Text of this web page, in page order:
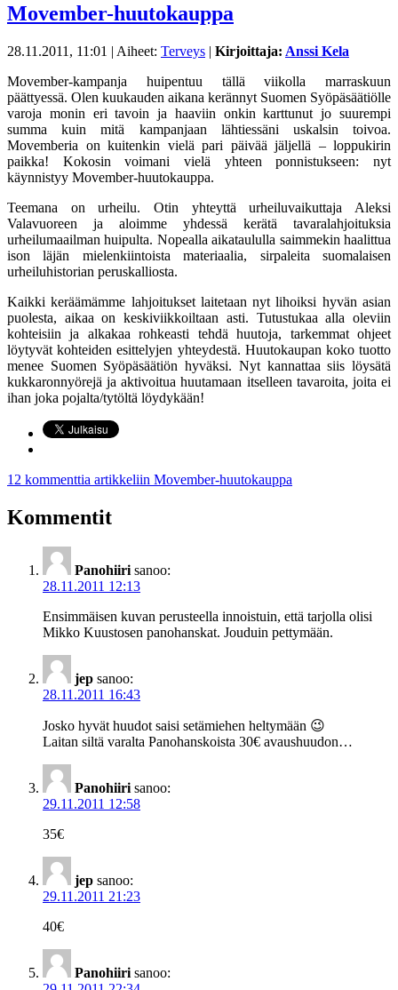
Movember-huutokauppa
28.11.2011, 11:01 | Aiheet: Terveys | Kirjoittaja: Anssi Kela
Movember-kampanja huipentuu tällä viikolla marraskuun
päättyessä. Olen kuukauden aikana kerännyt Suomen Syöpäsäätiölle
varoja monin eri tavoin ja haaviin onkin karttunut jo suurempi
summa kuin mitä kampanjaan lähtiessäni uskalsin toivoa.
Movemberia on kuitenkin vielä pari päivää jäljellä – loppukirin
paikka! Kokosin voimani vielä yhteen ponnistukseen: nyt
käynnistyy Movember-huutokauppa.
Teemana on urheilu. Otin yhteyttä urheiluvaikuttaja Aleksi
Valavuoreen ja aloimme yhdessä kerätä tavaralahjoituksia
urheilumaailman huipulta. Nopealla aikataululla saimmekin haalittua
ison läjän mielenkiintoista materiaalia, sirpaleita suomalaisen
urheiluhistorian peruskalliosta.
Kaikki keräämämme lahjoitukset laitetaan nyt lihoiksi hyvän asian
puolesta, aikaa on keskiviikkoiltaan asti. Tutustukaa alla oleviin
kohteisiin ja alkakaa rohkeasti tehdä huutoja, tarkemmat ohjeet
löytyvät kohteiden esittelyjen yhteydestä. Huutokaupan koko tuotto
menee Suomen Syöpäsäätiön hyväksi. Nyt kannattaa siis löysätä
kukkaronnyörejä ja aktivoitua huutamaan itselleen tavaroita, joita ei
ihan joka pojalta/tytöltä löydykään!
12 kommenttia artikkeliin Movember-huutokauppa
Kommentit
Panohiiri sanoo:
28.11.2011 12:13
Ensimmäisen kuvan perusteella innoistuin, että tarjolla olisi
Mikko Kuustosen panohanskat. Jouduin pettymään.
jep sanoo:
28.11.2011 16:43
Josko hyvät huudot saisi setämiehen heltymään 😉
Laitan siltä varalta Panohanskoista 30€ avaushuudon…
Panohiiri sanoo:
29.11.2011 12:58
35€
jep sanoo:
29.11.2011 21:23
40€
Panohiiri sanoo: